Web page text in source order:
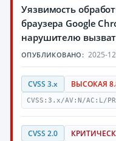
Уязвимость
браузера Google
нарушителю
ОПУБЛИКОВАНО: 2025-
CVSS 3.x ВЫСОКАЯ
CVSS:3.x/AV:N/AC:L/
CVSS 2.0